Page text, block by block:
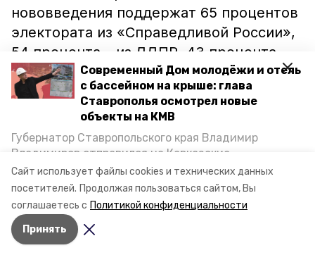
Сайт использует файлы cookies и технических данных
посетителей. Продолжая пользоваться сайтом, Вы
соглашаетесь с Политикой конфиденциальности
Принять
Современный Дом молодёжи и отель
с бассейном на крыше: глава
Ставрополья осмотрел новые
объекты на КМВ
Губернатор Ставропольского края Владимир
Владимиров отправился на Кавказские
Минеральные Воды, чтобы проинспектировать
строительство объектов в Кисловодске и
Минводах, а также выслушать предложения о
постройке новых точек притяжения для местных
жителей. Подробнее — в материале «Победы26».
нововведения поддержат 65 процентов
электората из «Справедливой России»,
54 процента – из ЛДПР, 43 процента –
от КПРФ.
Напомним, общероссийское
голосование по поправкам в
Конституцию пройдёт с 25 июня по 1
июля. Только в Ставрополеоткроют
избирательных участков.
Авторы: Диана Кудрявцева